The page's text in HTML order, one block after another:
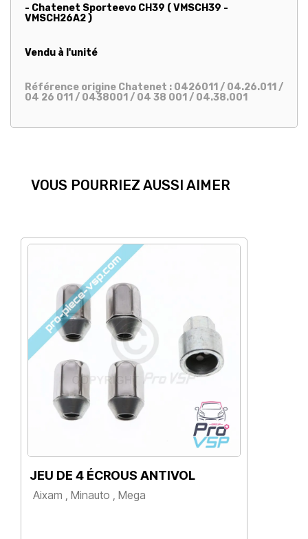
- Chatenet Sporteevo CH39 ( VMSCH39 -
VMSCH26A2 )
Vendu à l'unité
Référence origine Chatenet : 0426011 / 04.26.011 /
04 26 011 / 0438001 / 04 38 001 / 04.38.001
VOUS POURRIEZ AUSSI AIMER
JEU DE 4 ÉCROUS ANTIVOL
Aixam , Minauto , Mega